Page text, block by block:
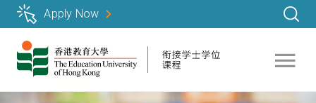
Apply Now